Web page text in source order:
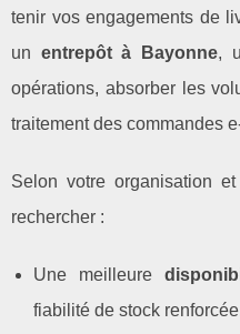
tenir vos engagements de
un entrepôt à Bayonne,
opérations, absorber les
traitement des commandes
Selon votre organisation
rechercher :
Une meilleure
fiabilité de stock